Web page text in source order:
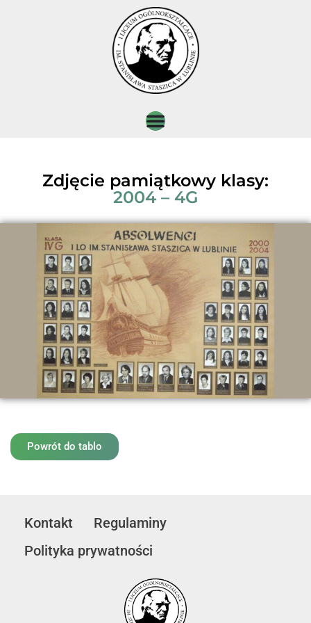
Zdjęcie pamiątkowy klasy:
2004 – 4G
Powrót do tablo
Kontakt
Regulaminy
Polityka prywatności